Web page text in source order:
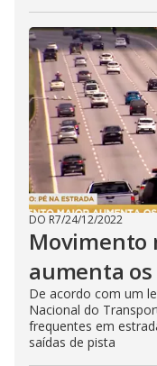
DO R7/24/12/2022
Movimento
aumenta
De acordo com um
Nacional do
frequentes em
saídas de pista